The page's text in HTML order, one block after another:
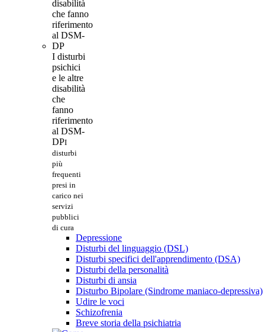
I disturbi
psichici
e le altre
disabilità
che
fanno
riferimento
al DSM-
DPI
disturbi
più
frequenti
presi in
carico nei
servizi
pubblici
di cura
Depressione
Disturbi del linguaggio (DSL)
Disturbi specifici dell'apprendimento (DSA)
Disturbi della personalità
Disturbi di ansia
Disturbo Bipolare (Sindrome maniaco-depressiva)
Udire le voci
Schizofrenia
Breve storia della psichiatria